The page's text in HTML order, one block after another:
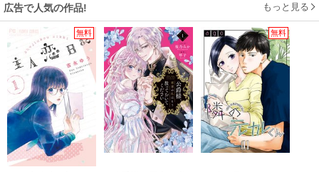
広告で人気の作品! もっと見る
無料 無料